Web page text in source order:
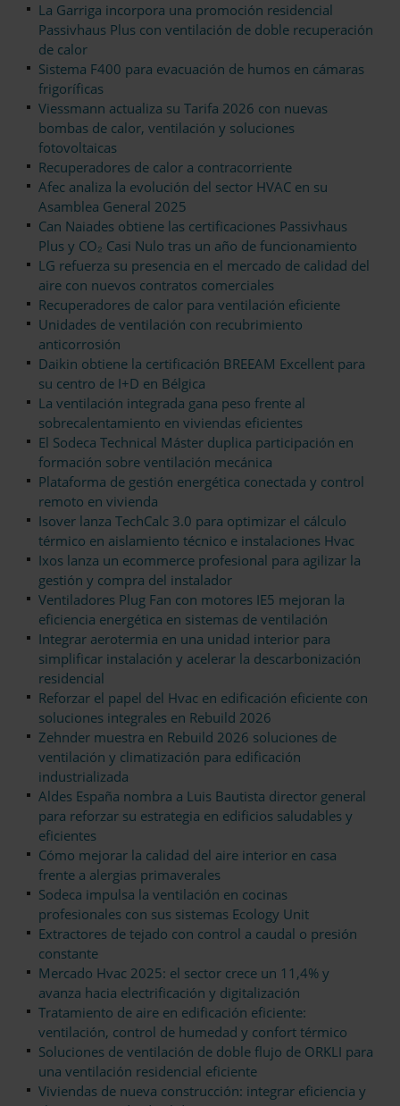
La Garriga incorpora una promoción residencial
Passivhaus Plus con ventilación de doble recuperación
de calor
Sistema F400 para evacuación de humos en cámaras
frigoríficas
Viessmann actualiza su Tarifa 2026 con nuevas
bombas de calor, ventilación y soluciones
fotovoltaicas
Recuperadores de calor a contracorriente
Afec analiza la evolución del sector HVAC en su
Asamblea General 2025
Can Naiades obtiene las certificaciones Passivhaus
Plus y CO₂ Casi Nulo tras un año de funcionamiento
LG refuerza su presencia en el mercado de calidad del
aire con nuevos contratos comerciales
Recuperadores de calor para ventilación eficiente
Unidades de ventilación con recubrimiento
anticorrosión
Daikin obtiene la certificación BREEAM Excellent para
su centro de I+D en Bélgica
La ventilación integrada gana peso frente al
sobrecalentamiento en viviendas eficientes
El Sodeca Technical Máster duplica participación en
formación sobre ventilación mecánica
Plataforma de gestión energética conectada y control
remoto en vivienda
Isover lanza TechCalc 3.0 para optimizar el cálculo
térmico en aislamiento técnico e instalaciones Hvac
Ixos lanza un ecommerce profesional para agilizar la
gestión y compra del instalador
Ventiladores Plug Fan con motores IE5 mejoran la
eficiencia energética en sistemas de ventilación
Integrar aerotermia en una unidad interior para
simplificar instalación y acelerar la descarbonización
residencial
Reforzar el papel del Hvac en edificación eficiente con
soluciones integrales en Rebuild 2026
Zehnder muestra en Rebuild 2026 soluciones de
ventilación y climatización para edificación
industrializada
Aldes España nombra a Luis Bautista director general
para reforzar su estrategia en edificios saludables y
eficientes
Cómo mejorar la calidad del aire interior en casa
frente a alergias primaverales
Sodeca impulsa la ventilación en cocinas
profesionales con sus sistemas Ecology Unit
Extractores de tejado con control a caudal o presión
constante
Mercado Hvac 2025: el sector crece un 11,4% y
avanza hacia electrificación y digitalización
Tratamiento de aire en edificación eficiente:
ventilación, control de humedad y confort térmico
Soluciones de ventilación de doble flujo de ORKLI para
una ventilación residencial eficiente
Viviendas de nueva construcción: integrar eficiencia y